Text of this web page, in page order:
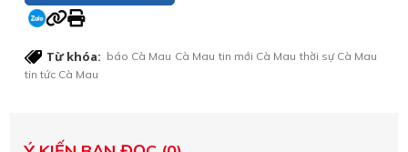
Từ khóa: báo Cà Mau Cà Mau tin mới Cà Mau thời sự Cà Mau
tin tức Cà Mau